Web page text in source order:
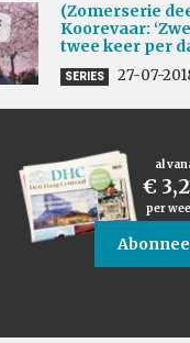
(Zomerserie
Koorevaar:
twee keer per
SERIES 27-07-
al
€
per